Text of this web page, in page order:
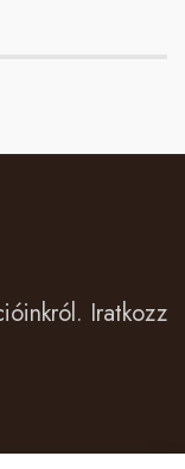
Iratkozz